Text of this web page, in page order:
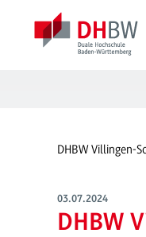
DHBW Villingen-
03.07.2024
DHBW